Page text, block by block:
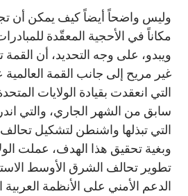
وليس واضحاً أيضاً كيف يمكن أن
مكاناً في الأحجية المعقّدة
ويبدو، على وجه التحديد، أن
غير مريح إلى جانب القمة
التي انعقدت بقيادة الولايات
سابق من الشهر الجاري، والتي
التي تبذلها واشنطن لتشكيل
وبغية تحقيق هذا الهدف، عملت
تطوير تحالف الشرق الأوسط
الدعم الأمني على الأنظمة